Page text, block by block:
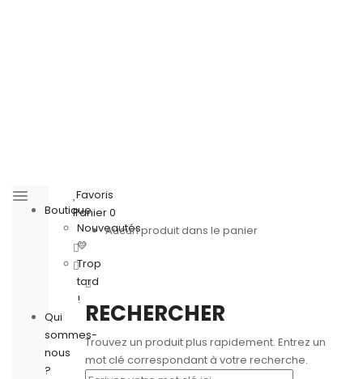
Boutique
Nouveautés
💛
Trop
tard
!
Qui
sommes-
nous
?
Favoris
Panier0
Aucun produit dans le panier
RECHERCHER
Trouvez un produit plus rapidement. Entrez un
mot clé correspondant à votre recherche.